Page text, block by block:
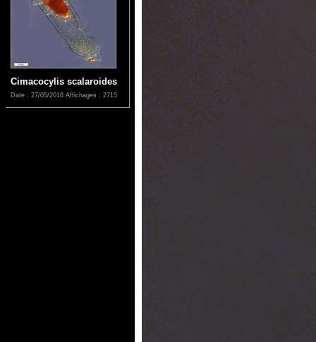
Cimacocylis scalaroides
Date : 27/05/2018 Affichages : 2715